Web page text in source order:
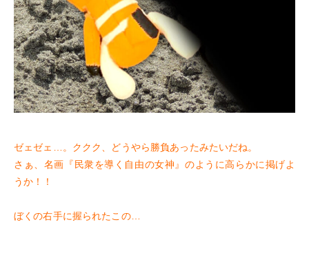
ゼェゼェ…。ククク、どうやら勝負あったみたいだね。
さぁ、名画『民衆を導く自由の女神』のように高らかに掲げよ
うか！！
ぼくの右手に握られたこの…